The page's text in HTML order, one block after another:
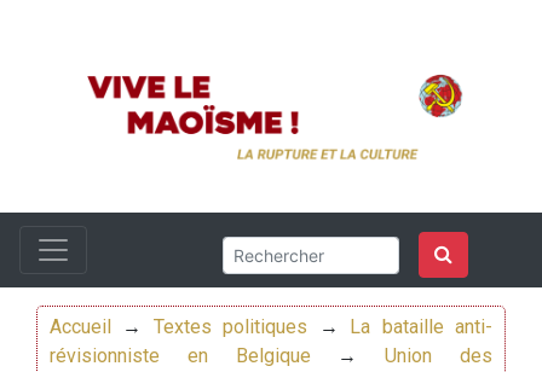
Accueil → Textes politiques →
La bataille anti-
révisionniste en Belgique →Union des